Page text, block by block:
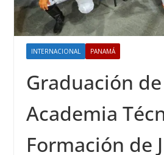
INTERNACIONAL PANAMÁ
Graduación
Academia
Formación de